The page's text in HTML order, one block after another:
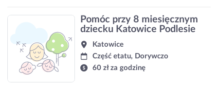
Pomóc przy 8 miesięcznym
dziecku Katowice Podlesie
Katowice
Część etatu, Dorywczo
60 zł za godzinę